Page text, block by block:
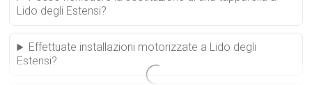
Lido degli Estensi?
Effettuate installazioni motorizzate a Lido degli
Estensi?